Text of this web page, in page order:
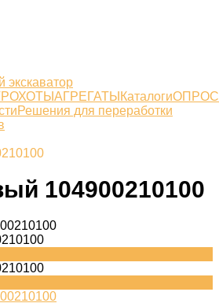
экскаватор
АГРЕГАТЫ Каталоги
Решения для переработки
104900210100